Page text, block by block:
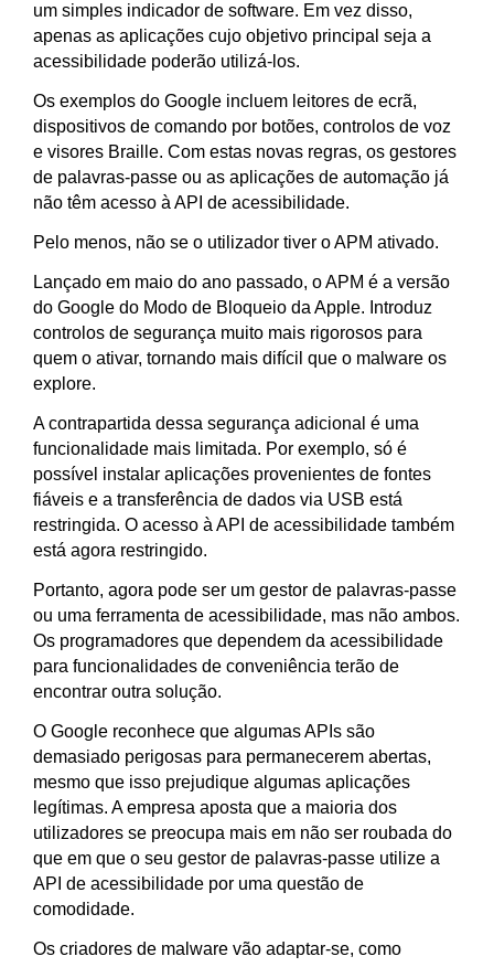
um simples indicador de software. Em vez disso,
apenas as aplicações cujo objetivo principal seja a
acessibilidade poderão utilizá-los.
Os exemplos do Google incluem leitores de ecrã,
dispositivos de comando por botões, controlos de voz
e visores Braille. Com estas novas regras, os gestores
de palavras-passe ou as aplicações de automação já
não têm acesso à API de acessibilidade.
Pelo menos, não se o utilizador tiver o APM ativado.
Lançado em maio do ano passado, o APM é a versão
do Google do Modo de Bloqueio da Apple. Introduz
controlos de segurança muito mais rigorosos para
quem o ativar, tornando mais difícil que o malware os
explore.
A contrapartida dessa segurança adicional é uma
funcionalidade mais limitada. Por exemplo, só é
possível instalar aplicações provenientes de fontes
fiáveis e a transferência de dados via USB está
restringida. O acesso à API de acessibilidade também
está agora restringido.
Portanto, agora pode ser um gestor de palavras-passe
ou uma ferramenta de acessibilidade, mas não ambos.
Os programadores que dependem da acessibilidade
para funcionalidades de conveniência terão de
encontrar outra solução.
O Google reconhece que algumas APIs são
demasiado perigosas para permanecerem abertas,
mesmo que isso prejudique algumas aplicações
legítimas. A empresa aposta que a maioria dos
utilizadores se preocupa mais em não ser roubada do
que em que o seu gestor de palavras-passe utilize a
API de acessibilidade por uma questão de
comodidade.
Os criadores de malware vão adaptar-se, como